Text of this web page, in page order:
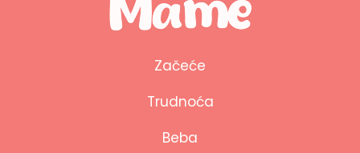
Začeće
Trudnoća
Beba